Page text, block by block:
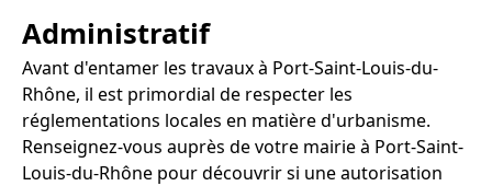
Administratif
Avant d'entamer les travaux à Port-Saint-Louis-du-
Rhône, il est primordial de respecter les
réglementations locales en matière d'urbanisme.
Renseignez-vous auprès de votre mairie à Port-Saint-
Louis-du-Rhône pour découvrir si une autorisation